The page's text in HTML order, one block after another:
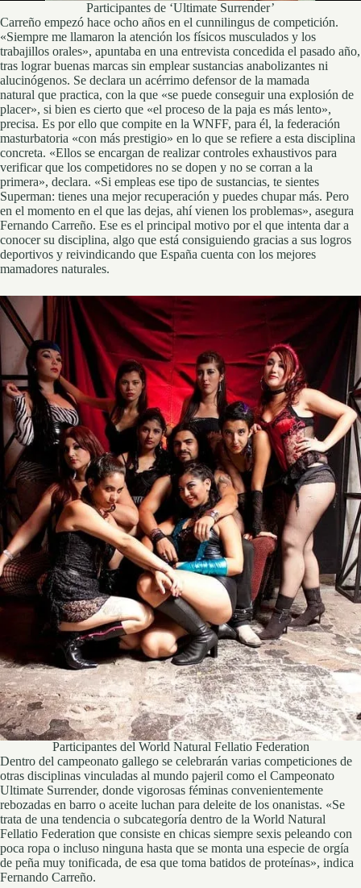
Participantes de ‘Ultimate Surrender’
Carreño empezó hace ocho años en el cunnilingus de competición.
«Siempre me llamaron la atención los físicos musculados y los
trabajillos orales», apuntaba en una entrevista concedida el pasado año,
tras lograr buenas marcas sin emplear sustancias anabolizantes ni
alucinógenos. Se declara un acérrimo defensor de la mamada
natural que practica, con la que «se puede conseguir una explosión de
placer», si bien es cierto que «el proceso de la paja es más lento»,
precisa. Es por ello que compite en la WNFF, para él, la federación
masturbatoria «con más prestigio» en lo que se refiere a esta disciplina
concreta. «Ellos se encargan de realizar controles exhaustivos para
verificar que los competidores no se dopen y no se corran a la
primera», declara. «Si empleas ese tipo de sustancias, te sientes
Superman: tienes una mejor recuperación y puedes chupar más. Pero
en el momento en el que las dejas, ahí vienen los problemas», asegura
Fernando Carreño. Ese es el principal motivo por el que intenta dar a
conocer su disciplina, algo que está consiguiendo gracias a sus logros
deportivos y reivindicando que España cuenta con los mejores
mamadores naturales.
Participantes del World Natural Fellatio Federation
Dentro del campeonato gallego se celebrarán varias competiciones de
otras disciplinas vinculadas al mundo pajeril como el Campeonato
Ultimate Surrender, donde vigorosas féminas convenientemente
rebozadas en barro o aceite luchan para deleite de los onanistas. «Se
trata de una tendencia o subcategoría dentro de la World Natural
Fellatio Federation que consiste en chicas siempre sexis peleando con
poca ropa o incluso ninguna hasta que se monta una especie de orgía
de peña muy tonificada, de esa que toma batidos de proteínas», indica
Fernando Carreño.